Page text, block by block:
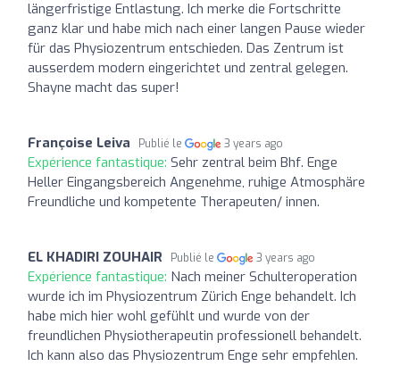
längerfristige Entlastung. Ich merke die Fortschritte
ganz klar und habe mich nach einer langen Pause wieder
für das Physiozentrum entschieden. Das Zentrum ist
ausserdem modern eingerichtet und zentral gelegen.
Shayne macht das super!
Françoise Leiva Publié le 3 years ago
Expérience fantastique: Sehr zentral beim Bhf. Enge
Heller Eingangsbereich Angenehme, ruhige Atmosphäre
Freundliche und kompetente Therapeuten/ innen.
EL KHADIRI ZOUHAIR Publié le 3 years ago
Expérience fantastique: Nach meiner Schulteroperation
wurde ich im Physiozentrum Zürich Enge behandelt. Ich
habe mich hier wohl gefühlt und wurde von der
freundlichen Physiotherapeutin professionell behandelt.
Ich kann also das Physiozentrum Enge sehr empfehlen.